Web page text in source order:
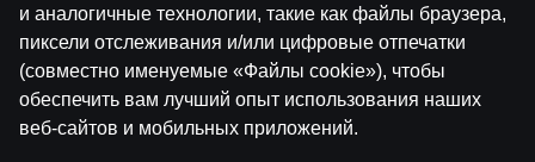
Пожалуйста, авторизуйся, чтобы играть в
эту игру на реальные деньги.
Войти
и аналогичные технологии, такие как файлы браузера,
пиксели отслеживания и/или цифровые отпечатки
(совместно именуемые «Файлы cookie»), чтобы
обеспечить вам лучший опыт использования наших
веб-сайтов и мобильных приложений.